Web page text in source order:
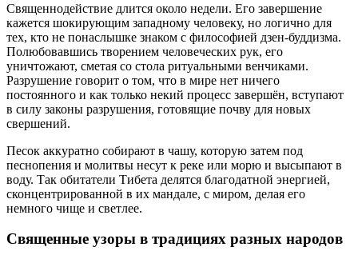
Священнодействие длится около недели. Его завершение
кажется шокирующим западному человеку, но логично для
тех, кто не понаслышке знаком с философией дзен-буддизма.
Полюбовавшись творением человеческих рук, его
уничтожают, сметая со стола ритуальными венчиками.
Разрушение говорит о том, что в мире нет ничего
постоянного и как только некий процесс завершён, вступают
в силу законы разрушения, готовящие почву для новых
свершений.
Песок аккуратно собирают в чашу, которую затем под
песнопения и молитвы несут к реке или морю и высыпают в
воду. Так обитатели Тибета делятся благодатной энергией,
сконцентрированной в их мандале, с миром, делая его
немного чище и светлее.
Священные узоры в традициях разных народов